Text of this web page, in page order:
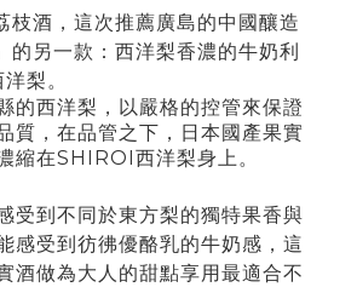
酒，這次推薦廣島的中國釀造
的另一款：西洋梨香濃的牛奶利
梨。
的西洋梨，以嚴格的控管來保證
質，在品管之下，日本國產果實
縮在SHIROI西洋梨身上。
受到不同於東方梨的獨特果香與
感受到彷彿優酪乳的牛奶感，這
酒做為大人的甜點享用最適合不